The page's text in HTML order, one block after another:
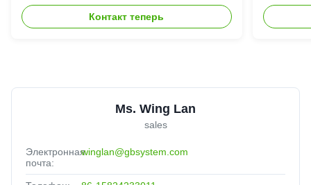
Контакт теперь
Ms. Wing Lan
sales
Электронная
почта:
winglan@gbsystem.com